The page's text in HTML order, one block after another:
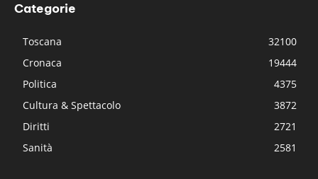
Categorie
Toscana
32100
Cronaca
19444
Politica
4375
Cultura & Spettacolo
3872
Diritti
2721
Sanità
2581